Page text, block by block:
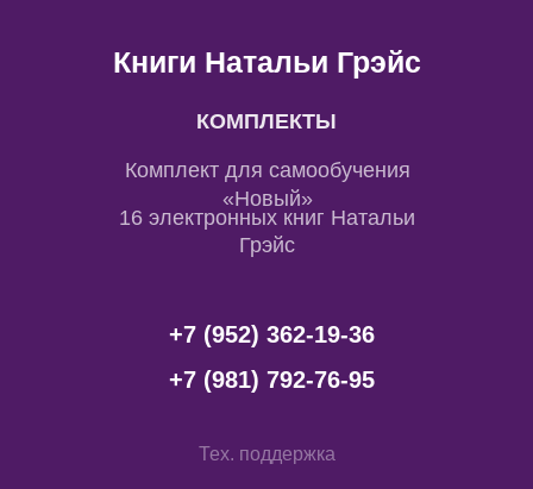
Книги Натальи Грэйс
КОМПЛЕКТЫ
Комплект для самообучения
«Новый»
16 электронных книг Натальи
Грэйс
+7 (952) 362-19-36
Тех. поддержка
+7 (981) 792-76-95